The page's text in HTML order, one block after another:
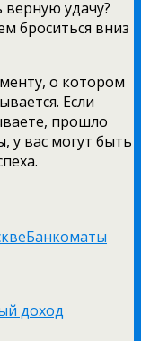
верную удачу?
броситься вниз
о котором
Если
прошло
у вас могут быть
Банкоматы
доход